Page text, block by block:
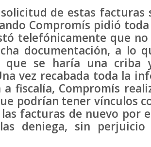
de estas facturas
Compromís pidió
telefónicamente que
documentación, a lo
que se haría una criba
vez recabada toda la
a fiscalía, Compromís
podrían tener vínculos
facturas de nuevo por
deniega, sin